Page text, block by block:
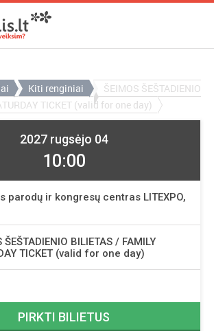
Kiti renginiai
ŠEIMOS ŠEŠTADIENIO
TICKET (valid for one day)
2027 rugsėjo 04
10:00
parodų ir kongresų centras LITEXPO,
ŠEŠTADIENIO BILIETAS / FAMILY
TICKET (valid for one day)
PIRKTI BILIETUS